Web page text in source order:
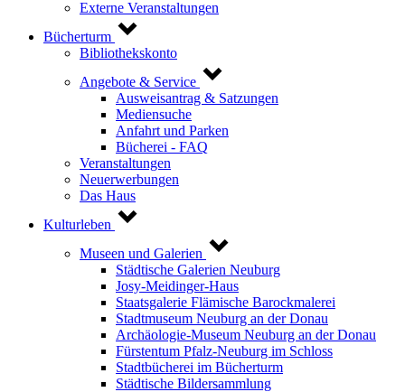
Externe Veranstaltungen
Bücherturm
Bibliothekskonto
Angebote & Service
Ausweisantrag & Satzungen
Mediensuche
Anfahrt und Parken
Bücherei - FAQ
Veranstaltungen
Neuerwerbungen
Das Haus
Kulturleben
Museen und Galerien
Städtische Galerien Neuburg
Josy-Meidinger-Haus
Staatsgalerie Flämische Barockmalerei
Stadtmuseum Neuburg an der Donau
Archäologie-Museum Neuburg an der Donau
Fürstentum Pfalz-Neuburg im Schloss
Stadtbücherei im Bücherturm
Städtische Bildersammlung